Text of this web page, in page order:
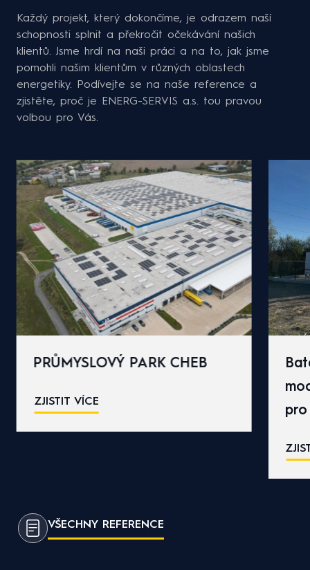
Každý projekt, který dokončíme, je odrazem naší
schopnosti splnit a překročit očekávání našich
klientů. Jsme hrdí na naši práci a na to, jak jsme
pomohli našim klientům v různých oblastech
energetiky. Podívejte se na naše reference a
zjistěte, proč je ENERG-SERVIS a.s. tou pravou
volbou pro Vás.
VŠECHNY REFERENCE
Bateriové úložiště Mydlovary -
pro stabilitu sítě